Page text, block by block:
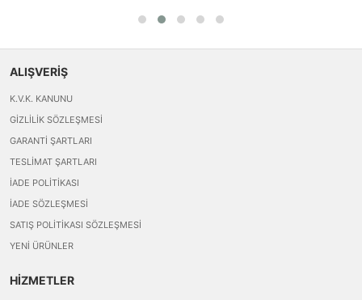
ALIŞVERİŞ
K.V.K. KANUNU
GIZLILIK SÖZLEŞMESI
GARANTI ŞARTLARI
TESLIMAT ŞARTLARI
İADE POLITIKASI
İADE SÖZLEŞMESI
SATIŞ POLITIKASI SÖZLEŞMESI
YENI ÜRÜNLER
HİZMETLER